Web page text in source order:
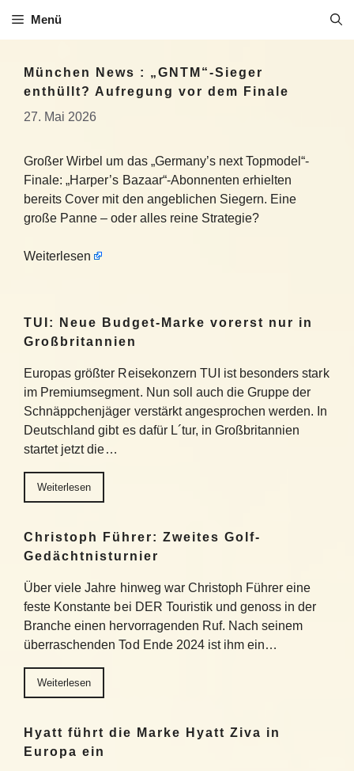
Inhalt
Menü
München News : „GNTM“-Sieger
enthüllt? Aufregung vor dem Finale
27. Mai 2026
Großer Wirbel um das „Germany’s next Topmodel“-
Finale: „Harper’s Bazaar“-Abonnenten erhielten
bereits Cover mit den angeblichen Siegern. Eine
große Panne – oder alles reine Strategie?
Weiterlesen
TUI: Neue Budget-Marke vorerst nur in
Großbritannien
Europas größter Reisekonzern TUI ist besonders stark
im Premiumsegment. Nun soll auch die Gruppe der
Schnäppchenjäger verstärkt angesprochen werden. In
Deutschland gibt es dafür L´tur, in Großbritannien
startet jetzt die…
Weiterlesen
Christoph Führer: Zweites Golf-
Gedächtnisturnier
Über viele Jahre hinweg war Christoph Führer eine
feste Konstante bei DER Touristik und genoss in der
Branche einen hervorragenden Ruf. Nach seinem
überraschenden Tod Ende 2024 ist ihm ein…
Weiterlesen
Hyatt führt die Marke Hyatt Ziva in
Europa ein